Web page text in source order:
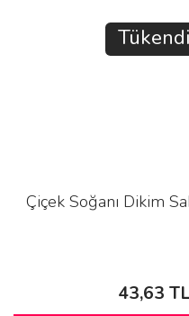
Tükendi
Çiçek Soğanı Dikim
43,63